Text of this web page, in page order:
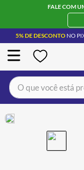
FALE COM
5% DE DESCONTO NO
O que você está
BOTA